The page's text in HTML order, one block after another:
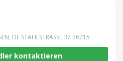
DE STAHLSTRASSE 37 26215
kontaktieren